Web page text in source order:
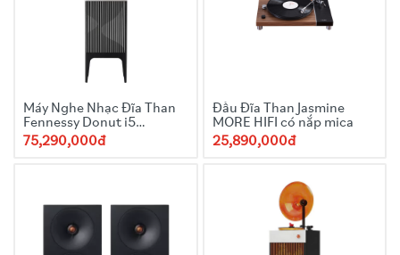
Máy Nghe Nhạc Đĩa Than
Fennessy Donut i5
Quicksand 2025 kèn
Snake
75,290,000đ
Đầu Đĩa Than Jasmine
MORE HIFI có nắp mica
25,890,000đ